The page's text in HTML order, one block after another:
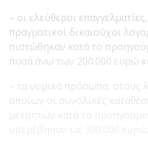
– οι ελεύθεροι
πραγματικοί δικαιούχοι
πιστώθηκαν κατά το
ποσά άνω των 200.000 ευρώ
– τα νομικά πρόσωπα, στους
οποίων οι συνολικές